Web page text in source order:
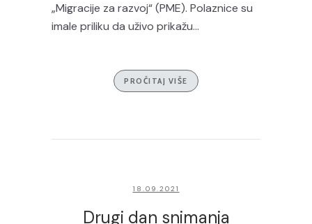
„Migracije za razvoj“ (PME). Polaznice su
imale priliku da uživo prikažu...
PROČITAJ VIŠE
18.09.2021
Drugi dan snimanja